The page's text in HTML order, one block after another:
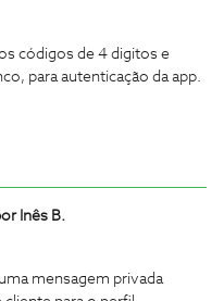
códigos de 4 digitos e
para autenticação da app.
Inês B.
mensagem privada